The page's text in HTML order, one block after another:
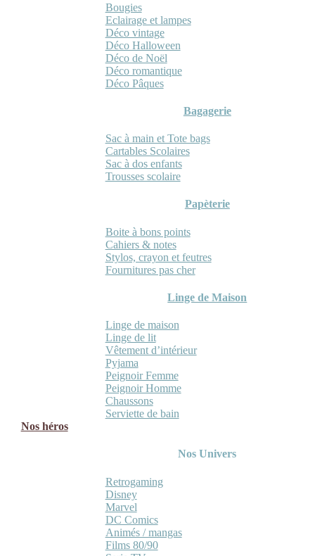
Bougies
Eclairage et lampes
Déco vintage
Déco Halloween
Déco de Noël
Déco romantique
Déco Pâques
Bagagerie
Sac à main et Tote bags
Cartables Scolaires
Sac à dos enfants
Trousses scolaire
Papèterie
Boite à bons points
Cahiers & notes
Stylos, crayon et feutres
Fournitures pas cher
Linge de Maison
Linge de maison
Linge de lit
Vêtement d’intérieur
Pyjama
Peignoir Femme
Peignoir Homme
Chaussons
Serviette de bain
Nos héros
Nos Univers
Retrogaming
Disney
Marvel
DC Comics
Animés / mangas
Films 80/90